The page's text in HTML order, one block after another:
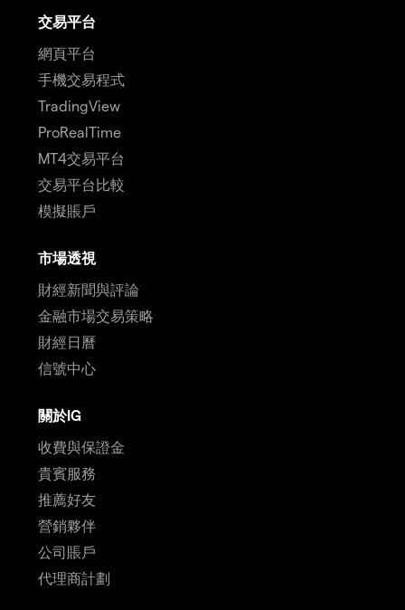
交易平台
網頁平台
手機交易程式
TradingView
ProRealTime
MT4交易平台
交易平台比較
模擬賬戶
市場透視
財經新聞與評論
金融市場交易策略
財經日曆
信號中心
關於IG
收費與保證金
貴賓服務
推薦好友
營銷夥伴
公司賬戶
代理商計劃